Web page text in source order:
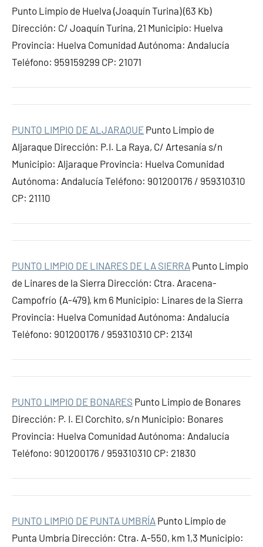
Punto Limpio de Huelva (Joaquín Turina) (63 Kb)
Dirección: C/ Joaquín Turina, 21 Municipio: Huelva
Provincia: Huelva Comunidad Autónoma: Andalucía
Teléfono: 959159299 CP: 21071
PUNTO LIMPIO DE ALJARAQUE Punto Limpio de
Aljaraque Dirección: P.I. La Raya, C/ Artesanía s/n
Municipio: Aljaraque Provincia: Huelva Comunidad
Autónoma: Andalucía Teléfono: 901200176 / 959310310
CP: 21110
PUNTO LIMPIO DE LINARES DE LA SIERRA Punto Limpio
de Linares de la Sierra Dirección: Ctra. Aracena-
Campofrío (A-479), km 6 Municipio: Linares de la Sierra
Provincia: Huelva Comunidad Autónoma: Andalucía
Teléfono: 901200176 / 959310310 CP: 21341
PUNTO LIMPIO DE BONARES Punto Limpio de Bonares
Dirección: P. I. El Corchito, s/n Municipio: Bonares
Provincia: Huelva Comunidad Autónoma: Andalucía
Teléfono: 901200176 / 959310310 CP: 21830
PUNTO LIMPIO DE PUNTA UMBRÍA Punto Limpio de
Punta Umbría Dirección: Ctra. A-550, km 1,3 Municipio: